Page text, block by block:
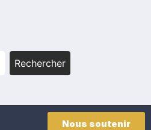
Rechercher
Nous soutenir